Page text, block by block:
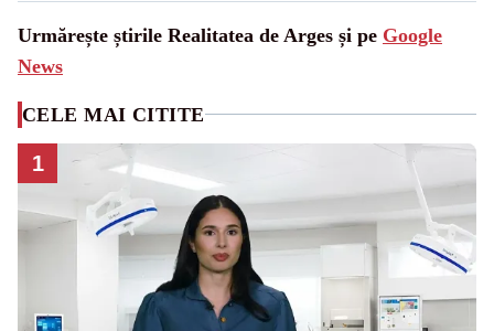
Urmărește știrile Realitatea de Arges și pe Google
News
CELE MAI CITITE
1